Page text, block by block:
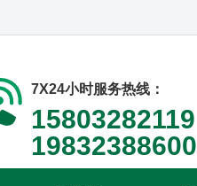
7X24小时服务热线：
15803282119
19832388600